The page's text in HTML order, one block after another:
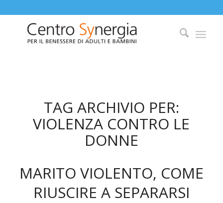
TAG ARCHIVIO PER:
VIOLENZA CONTRO LE
DONNE
MARITO VIOLENTO, COME
RIUSCIRE A SEPARARSI